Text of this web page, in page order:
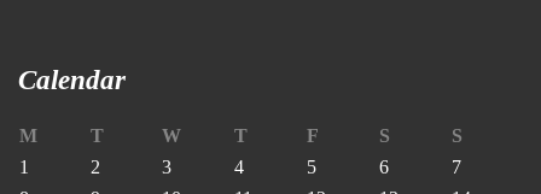
Calendar
M T W T F S
S
1
2 3 4 5 6
7